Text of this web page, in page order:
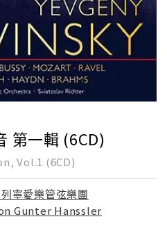
第一輯 (6CD)
Vol.1 (6CD)
寧愛樂管弦樂團
Gunter Hanssler